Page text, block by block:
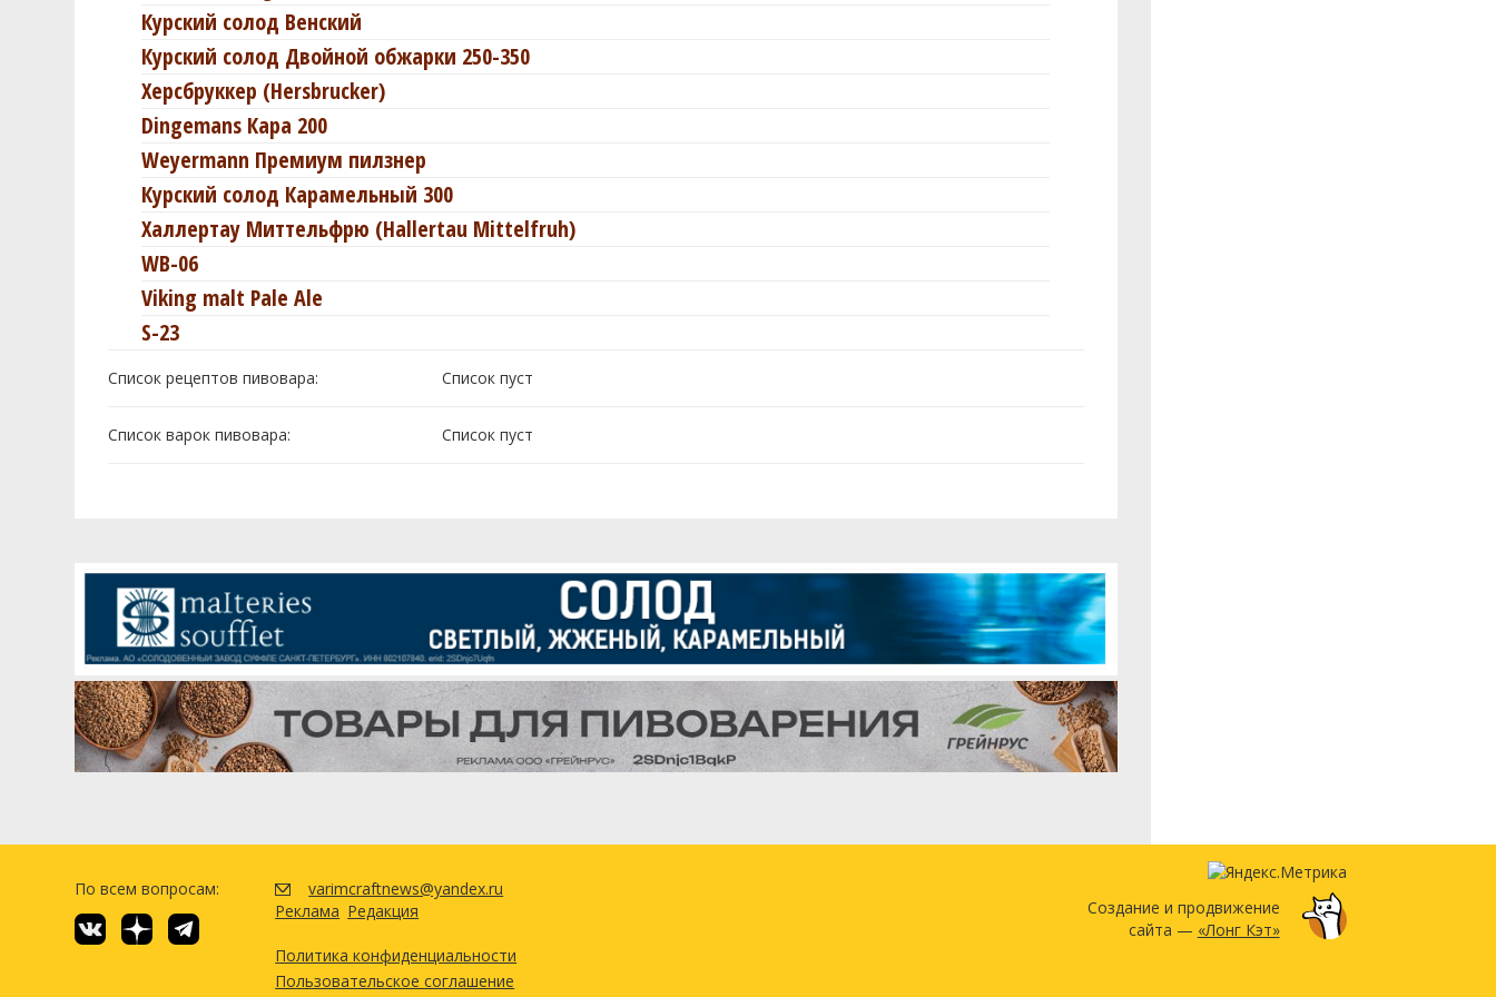
Курский солод Венский
Курский солод Двойной обжарки 250-350
Херсбруккер (Hersbrucker)
Dingemans Кара 200
Weyermann Премиум пилзнер
Курский солод Карамельный 300
Халлертау Миттельфрю (Hallertau Mittelfruh)
WB-06
Viking malt Pale Ale
S-23
Список рецептов пивовара: Cписок пуст
Список варок пивовара: Cписок пуст
По всем вопросам:
varimcraftnews@yandex.ru
Реклама Редакция
Политика конфиденциальности
Пользовательское соглашение
Создание и продвижение
сайта — «Лонг Кэт»